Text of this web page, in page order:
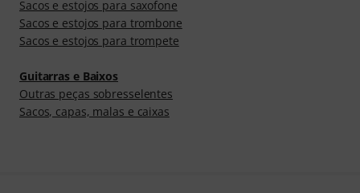
Sacos e estojos para saxofone
Sacos e estojos para trombone
Sacos e estojos para trompete
Guitarras e Baixos
Outras peças sobresselentes
Sacos, capas, malas e caixas